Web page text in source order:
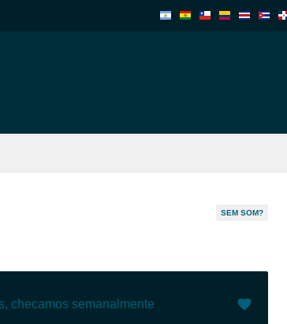
SEM SOM?
checamos semanalmente